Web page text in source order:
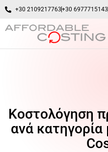
+30 2109217763+30 6977715143
Κοστολόγηση
ανά